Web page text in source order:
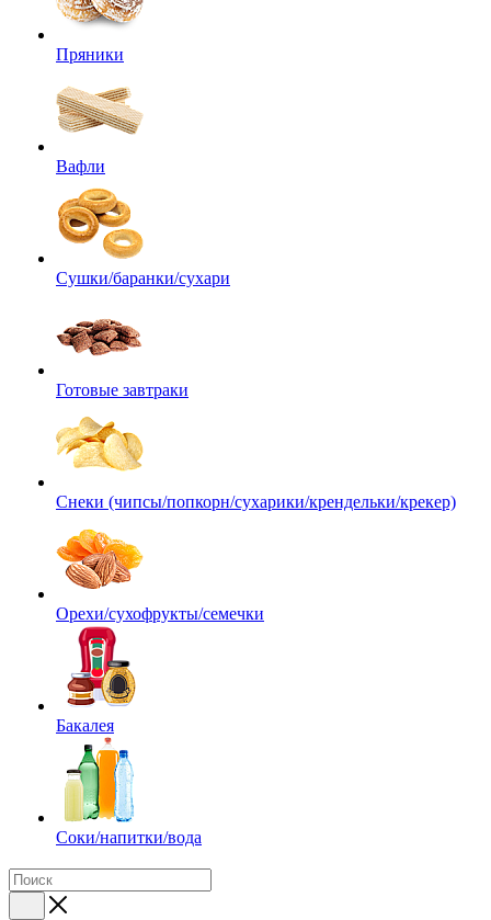
Пряники
Вафли
Сушки/баранки/сухари
Готовые завтраки
Снеки (чипсы/попкорн/сухарики/крендельки/крекер)
Орехи/сухофрукты/семечки
Бакалея
Соки/напитки/вода